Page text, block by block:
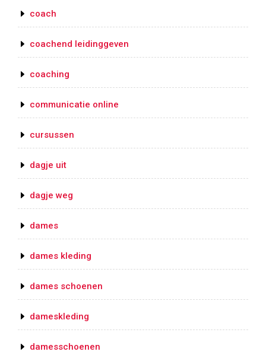
coach
coachend leidinggeven
coaching
communicatie online
cursussen
dagje uit
dagje weg
dames
dames kleding
dames schoenen
dameskleding
damesschoenen